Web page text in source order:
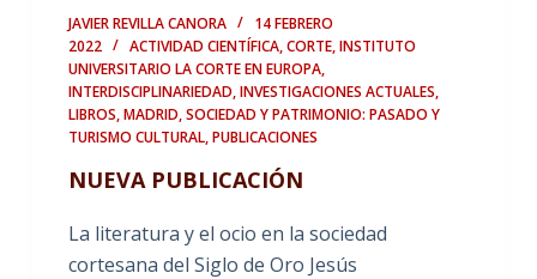
JAVIER REVILLA CANORA
14 FEBRERO
2022
ACTIVIDAD CIENTÍFICA,CORTE,INSTITUTO
UNIVERSITARIO LA CORTE EN EUROPA,
INTERDISCIPLINARIEDAD,INVESTIGACIONES ACTUALES,
LIBROS,MADRID, SOCIEDAD Y PATRIMONIO: PASADO Y
TURISMO CULTURAL,PUBLICACIONES
NUEVA PUBLICACIÓN
La literatura y el ocio en la sociedad
cortesana del Siglo de Oro Jesús